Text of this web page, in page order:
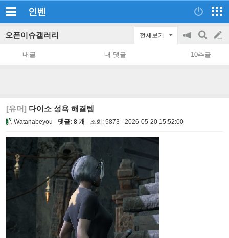
인벤
오픈이슈갤러리 전체보기
공
지
on/off
검
색
글
쓰
내글 내 댓글 10추글
[유머] 다이소 성욕 해결템
Watanabeyou 댓글: 8 개 조회: 5873 2026-05-20 15:52:00